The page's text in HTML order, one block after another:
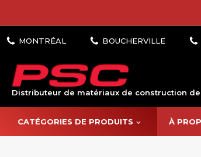
Distributeur de matériaux de construction
CATÉGORIES DE PRODUITS À